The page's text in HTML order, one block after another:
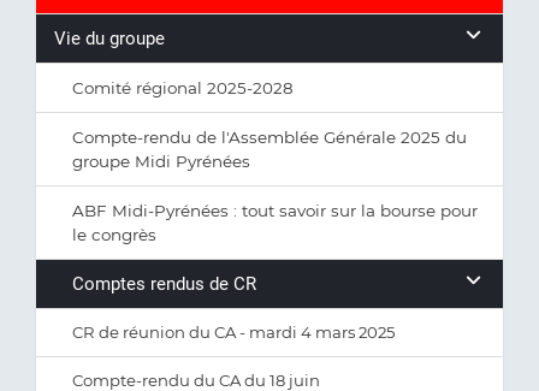
Vie du groupe
Comité régional 2025-2028
Compte-rendu de l'Assemblée Générale 2025 du
groupe Midi Pyrénées
ABF Midi-Pyrénées : tout savoir sur la bourse pour
le congrès
Comptes rendus de CR
CR de réunion du CA - mardi 4 mars 2025
Compte-rendu du CA du 18 juin